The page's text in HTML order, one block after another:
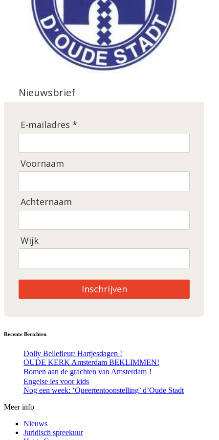
Nieuwsbrief
E-mailadres *
Voornaam
Achternaam
Wijk
Inschrijven
Recente Berichten
Dolly Bellefleur/ Hartjesdagen !
OUDE KERK Amsterdam BEKLIMMEN!
Bomen aan de grachten van Amsterdam！
Engelse les voor kids
Nog een week: ‘Queertentoonstelling’ d’Oude Stadt
Meer info
Nieuws
Juridisch spreekuur